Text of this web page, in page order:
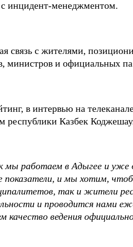
с инцидент-менеджментом.
связь с жителями,
министров и официальных
в интервью на
республики Казбек
мы работаем в Адыгее и
и мы хотим,
так и жители
и проводится нами
качество ведения